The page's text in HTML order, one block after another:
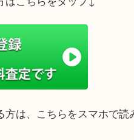
ちしております♪
友だち登録お願いしま
はこちらをタップ↓